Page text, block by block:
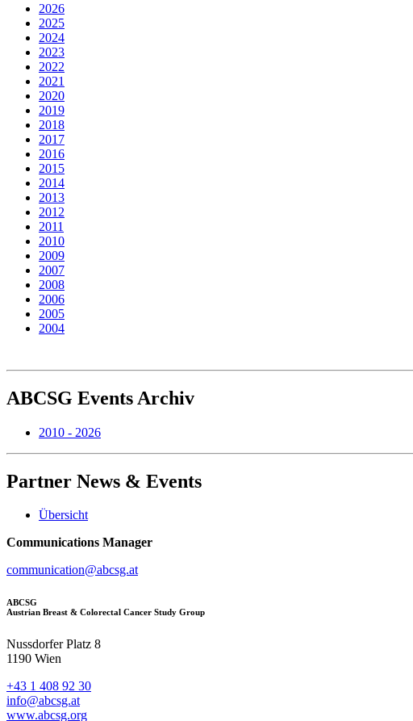
2026
2025
2024
2023
2022
2021
2020
2019
2018
2017
2016
2015
2014
2013
2012
2011
2010
2009
2007
2008
2006
2005
2004
ABCSG Events Archiv
2010 - 2026
Partner News & Events
Übersicht
Communications Manager
communication@abcsg.at
ABCSG
Austrian Breast & Colorectal Cancer Study Group
Nussdorfer Platz 8
1190 Wien
+43 1 408 92 30
info@abcsg.at
www.abcsg.org